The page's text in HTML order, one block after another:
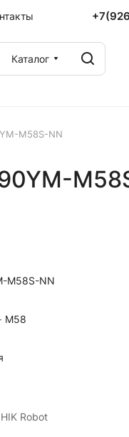
Каталог
M58S-NN
M58S-NN
M58
Robot